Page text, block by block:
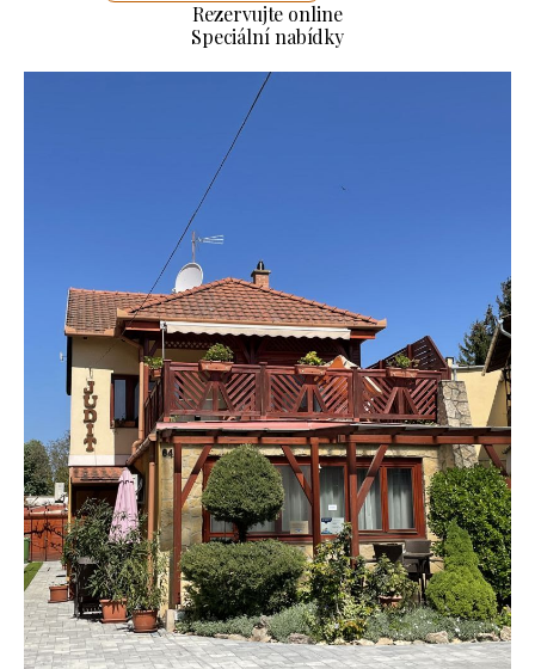
Rezervujte online
Speciální nabídky